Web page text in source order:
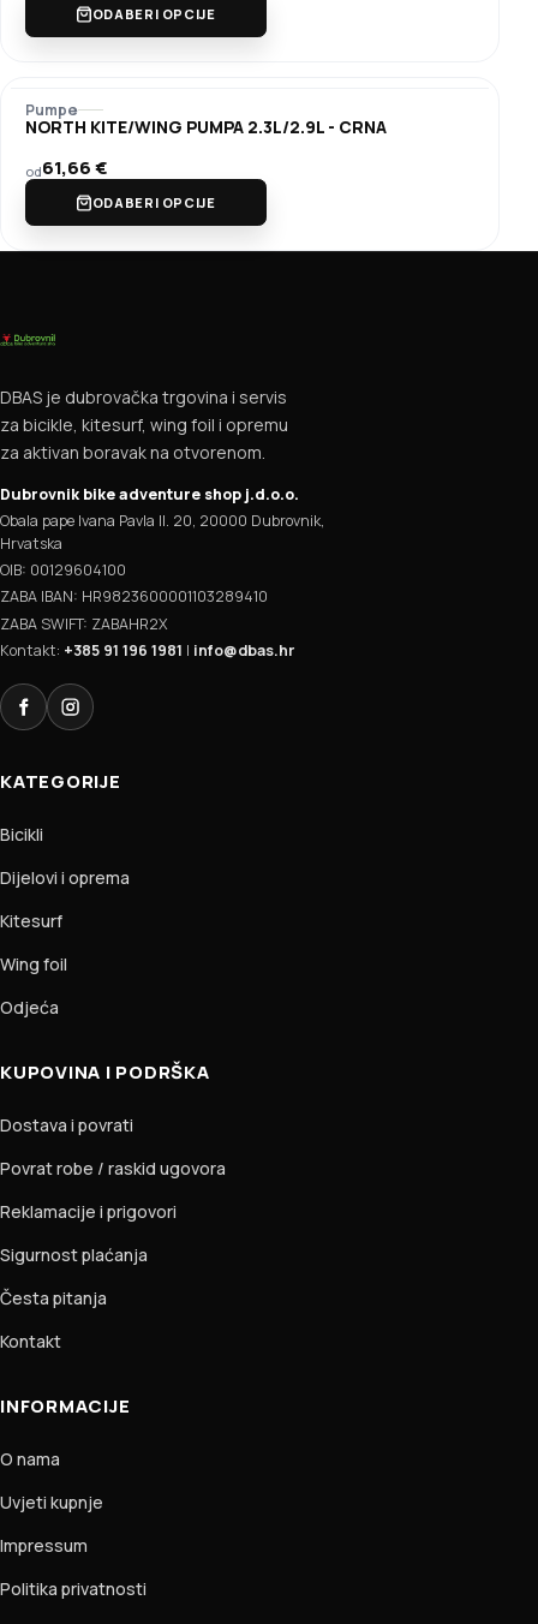
ODABERI OPCIJE
Pumpe
NORTH KITE/WING PUMPA 2.3L/2.9L - CRNA
od61,66€
ODABERI OPCIJE
DBAS je dubrovačka trgovina i servis
za bicikle, kitesurf, wing foil i opremu
za aktivan boravak na otvorenom.
Dubrovnik bike adventure shop j.d.o.o.
Obala pape Ivana Pavla II. 20, 20000 Dubrovnik,
Hrvatska
OIB: 00129604100
ZABA IBAN: HR9823600001103289410
ZABA SWIFT: ZABAHR2X
Kontakt: +385 91 196 1981 | info@dbas.hr
FacebookInstagram
KATEGORIJE
Bicikli
Dijelovi i oprema
Kitesurf
Wing foil
Odjeća
KUPOVINA I PODRŠKA
Dostava i povrati
Povrat robe / raskid ugovora
Reklamacije i prigovori
Sigurnost plaćanja
Česta pitanja
Kontakt
INFORMACIJE
O nama
Uvjeti kupnje
Impressum
Politika privatnosti